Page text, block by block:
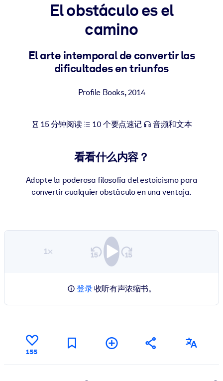
果。
面向企业图书馆
利用可靠、结构化的知识为您的人工智能系统提供动力，以改善输
结果。
El obstáculo es el
camino
El arte intemporal de convertir las
dificultades en triunfos
Profile Books,2014
15 分钟阅读 10 个要点速记 音频和文本
看看什么内容？
Adopte la poderosa filosofía del estoicismo para
convertir cualquier obstáculo en una ventaja.
1×
登录收听有声浓缩书。
155